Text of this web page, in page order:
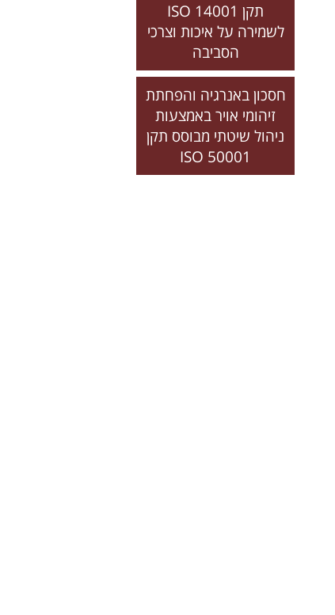
תקן ISO 14001
לשמירה על איכות וצרכי
הסביבה
חסכון באנרגיה והפחתת
זיהומי אויר באמצעות
ניהול שיטתי מבוסס תקן
50001 ISO